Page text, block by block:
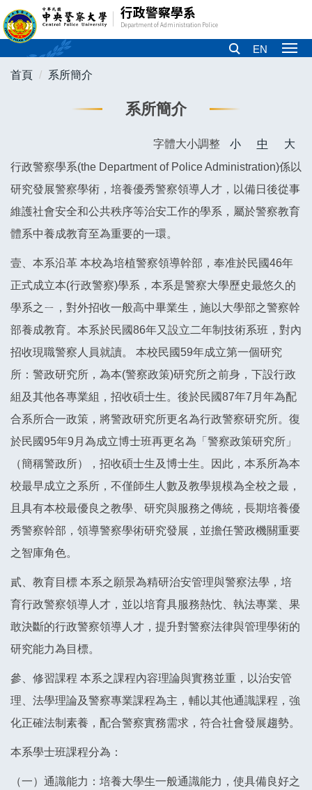
跳
到
主
要
內
行政警察學系
Department of Administration Police
EN
首頁 系所簡介
系所簡介
字體大小調整 小 中
大
行政警察學系(the Department of Police Administration)係以
研究發展警察學術，培養優秀警察領導人才，以備日後從事
維護社會安全和公共秩序等治安工作的學系，屬於警察教育
體系中養成教育至為重要的一環。
壹、本系沿革 本校為培植警察領導幹部，奉准於民國46年
正式成立本(行政警察)學系，本系是警察大學歷史最悠久的
學系之ㄧ，對外招收一般高中畢業生，施以大學部之警察幹
部養成教育。本系於民國86年又設立二年制技術系班，對內
招收現職警察人員就讀。 本校民國59年成立第一個研究
所：警政研究所，為本(警察政策)研究所之前身，下設行政
組及其他各專業組，招收碩士生。後於民國87年7月年為配
合系所合一政策，將警政研究所更名為行政警察研究所。復
於民國95年9月為成立博士班再更名為「警察政策研究所」
（簡稱警政所），招收碩士生及博士生。因此，本系所為本
校最早成立之系所，不僅師生人數及教學規模為全校之最，
且具有本校最優良之教學、研究與服務之傳統，長期培養優
秀警察幹部，領導警察學術研究發展，並擔任警政機關重要
之智庫角色。
貳、教育目標 本系之願景為精研治安管理與警察法學，培
育行政警察領導人才，並以培育具服務熱忱、執法專業、果
敢決斷的行政警察領導人才，提升對警察法律與管理學術的
研究能力為目標。
參、修習課程 本系之課程內容理論與實務並重，以治安管
理、法學理論及警察專業課程為主，輔以其他通識課程，強
化正確法制素養，配合警察實務需求，符合社會發展趨勢。
本系學士班課程分為：
（一）通識能力：培養大學生一般通識能力，使具備良好之